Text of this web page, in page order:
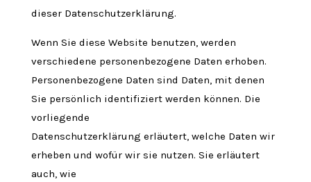
dieser Datenschutzerklärung.
Wenn Sie diese Website benutzen, werden
verschiedene personenbezogene Daten erhoben.
Personenbezogene Daten sind Daten, mit denen
Sie persönlich identifiziert werden können. Die
vorliegende
Datenschutzerklärung erläutert, welche Daten wir
erheben und wofür wir sie nutzen. Sie erläutert
auch, wie